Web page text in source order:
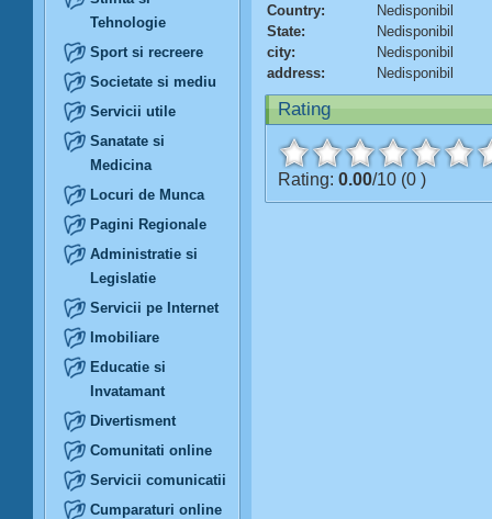
Tehnologie
Sport si recreere
Societate si mediu
Servicii utile
Sanatate si
Medicina
Locuri de Munca
Pagini Regionale
Administratie si
Legislatie
Servicii pe Internet
Imobiliare
Educatie si
Invatamant
Divertisment
Comunitati online
Servicii comunicatii
Cumparaturi online
Country:
Nedisponibil
State:
Nedisponibil
city:
Nedisponibil
address:
Nedisponibil
Rating
Rating: 0.00/10 (0 )